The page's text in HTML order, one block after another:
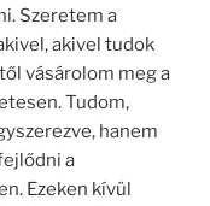
Szeretem a
akivel tudok
vásárolom meg a
Tudom,
hanem
a
Ezeken kívül